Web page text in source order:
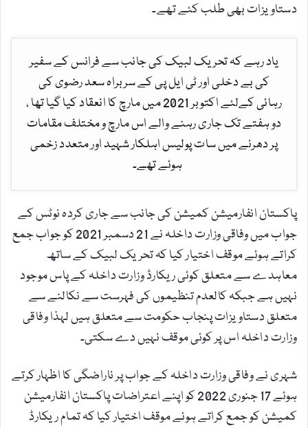
دستاویزات بھی طلب کئے تھے۔
یاد رہے کہ تحریک لبیک کی جانب سے فرانس کے سفیر
کی بے دخلی اور ٹی ایل پی کے سربراہ سعد رضوی کی
رہائی کےلئے اکتوبر 2021 میں مارچ کا انعقاد کیا گیا تھا ،
دو ہفتے تک جاری رہنے والے اس مارچ و مختلف مقامات
پر دھرنے میں سات پولیس اہلکار شہید اور متعدد زخمی
ہوئے تھے۔
پاکستان انفارمیشن کمیشن کی جانب سے جاری کردہ نوٹس کے
جواب میں وفاقی وزارت داخلہ نے 21 دسمبر 2021 کو جواب جمع
کراتے ہوئے موقف اختیار کیا کہ تحریک لبیک کے ساتھ
معاہدے سے متعلق کوئی ریکارڈ وزارت داخلہ کے پاس موجود
نہیں ہے جبکہ کالعدم تنظیموں کی فہرست سے نکالنے سے
متعلق دستاویزات پنجاب حکومت سے متعلق ہیں لہذا وفاقی
وزارت داخلہ اس پر کوئی موقف نہیں دے سکتی۔
شہری نے وفاقی وزارت داخلہ کے جواب پر ناراضگی کا اظہار کرتے
ہوئے 17 جنوری 2022 کو اپنے اعتراضات پاکستان انفارمیشن
کمیشن کو جمع کراتے ہوئے موقف اختیار کیا کہ تمام ریکارڈ